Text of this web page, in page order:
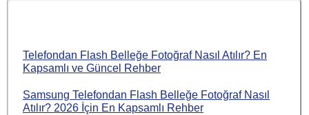
Telefondan Flash Belleğe Fotoğraf Nasıl Atılır? En
Kapsamlı ve Güncel Rehber
Samsung Telefondan Flash Belleğe Fotoğraf Nasıl
Atılır? 2026 İçin En Kapsamlı Rehber